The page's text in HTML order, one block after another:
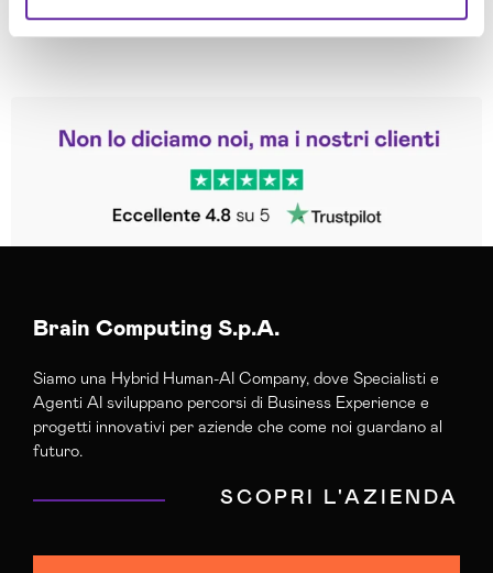
Trustpilot
Brain Computing S.p.A.
Siamo una Hybrid Human-AI Company, dove Specialisti e
Agenti AI sviluppano percorsi di Business Experience e
progetti innovativi per aziende che come noi guardano al
futuro.
SCOPRI L'AZIENDA